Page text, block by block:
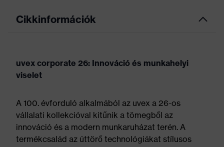
Cikkinformációk
uvex corporate 26: Innováció és munkahelyi
viselet
A 100. évforduló alkalmából az uvex a 26-os
vállalati kollekcióval kitűnik a tömegből az
innováció és a modern munkaruházat terén. A
termékcsalád az úttörő technológiákat stílusos